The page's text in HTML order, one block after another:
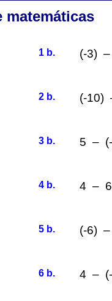
matemáticas
1 b. (-3)
2 b. (-10)
3 b. 5 –
4 b. 4 –
5 b. (-6)
6 b. 4 –